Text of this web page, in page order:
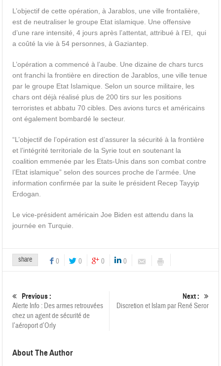
L’objectif de cette opération, à Jarablos, une ville frontalière,
est de neutraliser le groupe Etat islamique. Une offensive
d’une rare intensité, 4 jours après l’attentat, attribué à l’EI, qui
a coûté la vie à 54 personnes, à Gaziantep.
L’opération a commencé à l’aube. Une dizaine de chars turcs
ont franchi la frontière en direction de Jarablos, une ville tenue
par le groupe Etat Islamique. Selon un source militaire, les
chars ont déjà réalisé plus de 200 tirs sur les positions
terroristes et abbatu 70 cibles. Des avions turcs et américains
ont également bombardé le secteur.
“L’objectif de l’opération est d’assurer la sécurité à la frontière
et l’intégrité territoriale de la Syrie tout en soutenant la
coalition emmenée par les Etats-Unis dans son combat contre
l’Etat islamique” selon des sources proche de l’armée. Une
information confirmée par la suite le président Recep Tayyip
Erdogan.
Le vice-président américain Joe Biden est attendu dans la
journée en Turquie.
share 0 0 0 0
Previous :
Alerte Info : Des armes retrouvées
chez un agent de sécurité de
l’aéroport d’Orly
Next :
Discretion et Islam par René Seror
About The Author